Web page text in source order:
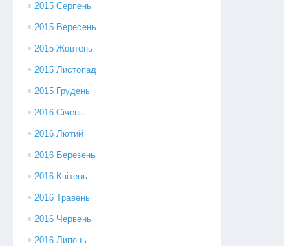
2015 Серпень
2015 Вересень
2015 Жовтень
2015 Листопад
2015 Грудень
2016 Січень
2016 Лютий
2016 Березень
2016 Квітень
2016 Травень
2016 Червень
2016 Липень